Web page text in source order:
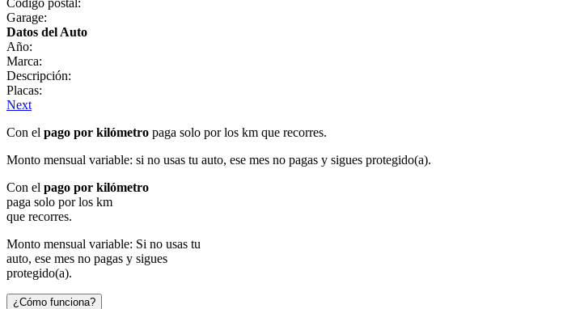
Garage:
Datos del Auto
Año:
Marca:
Descripción:
Placas:
Next
Con el pago por kilómetro paga solo por los km que recorres.
Monto mensual variable: si no usas tu auto, ese mes no pagas y sigues protegido(a).
Con el pago por kilómetro
paga solo por los km
que recorres.
Monto mensual variable: Si no usas tu
auto, ese mes no pagas y sigues
protegido(a).
¿Cómo funciona?